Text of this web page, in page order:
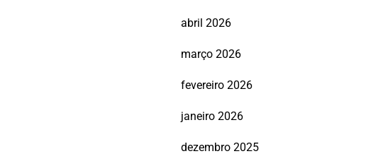
abril 2026
março 2026
fevereiro 2026
janeiro 2026
dezembro 2025